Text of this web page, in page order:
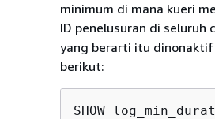
minimum di mana kueri
ID penelusuran di seluruh
yang berarti itu
berikut:
SHOW